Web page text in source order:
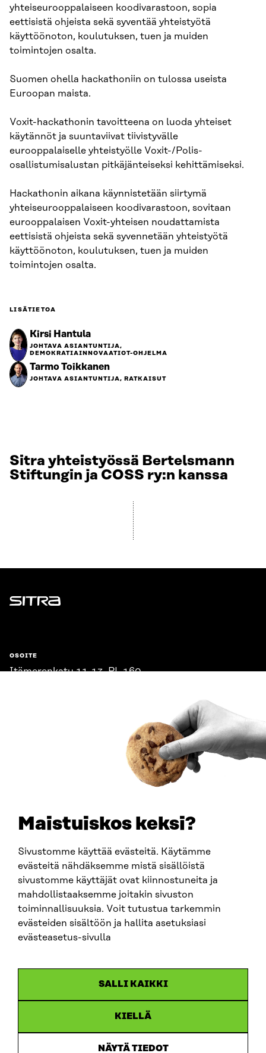
Maistuiskos keksi?
Sivustomme käyttää evästeitä. Käytämme
evästeitä nähdäksemme mistä sisällöistä
sivustomme käyttäjät ovat kiinnostuneita ja
mahdollistaaksemme joitakin sivuston
toiminnallisuuksia. Voit tutustua tarkemmin
evästeiden sisältöön ja hallita asetuksiasi
evästeasetus-sivulla
SALLI KAIKKI
KIELLÄ
NÄYTÄ TIEDOT
yhteiseurooppalaiseen koodivarastoon, sopia
eettisistä ohjeista sekä syventää yhteistyötä
käyttöönoton, koulutuksen, tuen ja muiden
toimintojen osalta.
Suomen ohella hackathoniin on tulossa useista
Euroopan maista.
Voxit-hackathonin tavoitteena on luoda yhteiset
käytännöt ja suuntaviivat tiivistyvälle
eurooppalaiselle yhteistyölle Voxit-/Polis-
osallistumisalustan pitkäjänteiseksi kehittämiseksi.
Hackathonin aikana käynnistetään siirtymä
yhteiseurooppalaiseen koodivarastoon, sovitaan
eurooppalaisen Voxit-yhteisen noudattamista
eettisistä ohjeista sekä syvennetään yhteistyötä
käyttöönoton, koulutuksen, tuen ja muiden
toimintojen osalta.
LISÄTIETOA
Kirsi Hantula
JOHTAVA ASIANTUNTIJA,
DEMOKRATIAINNOVAATIOT-OHJELMA
Tarmo Toikkanen
JOHTAVA ASIANTUNTIJA, RATKAISUT
Sitra yhteistyössä Bertelsmann
Stiftungin ja COSS ry:n kanssa
Sitra
OSOITE
Itämerenkatu 11-13, PL 160,
SITRA SOSIAALISESSA MEDIASSA
LinkedIn
Instagram
YouTube